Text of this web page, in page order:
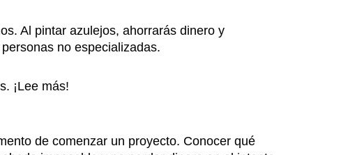
Al pintar azulejos, ahorrarás dinero y
no especializadas.
¡Lee más!
de comenzar un proyecto. Conocer qué